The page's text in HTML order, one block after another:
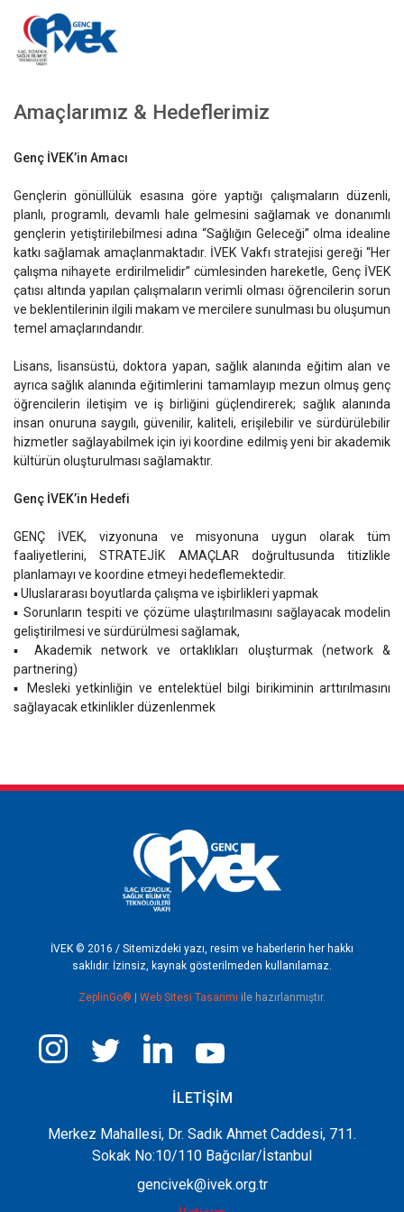
Amaçlarımız & Hedeflerimiz
Genç İVEK’in Amacı
Gençlerin gönüllülük esasına göre yaptığı çalışmaların düzenli,
planlı, programlı, devamlı hale gelmesini sağlamak ve donanımlı
gençlerin yetiştirilebilmesi adına “Sağlığın Geleceği” olma idealine
katkı sağlamak amaçlanmaktadır. İVEK Vakfı stratejisi gereği “Her
çalışma nihayete erdirilmelidir” cümlesinden hareketle, Genç İVEK
çatısı altında yapılan çalışmaların verimli olması öğrencilerin sorun
ve beklentilerinin ilgili makam ve mercilere sunulması bu oluşumun
temel amaçlarındandır.
Lisans, lisansüstü, doktora yapan, sağlık alanında eğitim alan ve
ayrıca sağlık alanında eğitimlerini tamamlayıp mezun olmuş genç
öğrencilerin iletişim ve iş birliğini güçlendirerek; sağlık alanında
insan onuruna saygılı, güvenilir, kaliteli, erişilebilir ve sürdürülebilir
hizmetler sağlayabilmek için iyi koordine edilmiş yeni bir akademik
kültürün oluşturulması sağlamaktır.
Genç İVEK’in Hedefi
GENÇ İVEK, vizyonuna ve misyonuna uygun olarak tüm
faaliyetlerini, STRATEJİK AMAÇLAR doğrultusunda titizlikle
planlamayı ve koordine etmeyi hedeflemektedir.
▪ Uluslararası boyutlarda çalışma ve işbirlikleri yapmak
▪ Sorunların tespiti ve çözüme ulaştırılmasını sağlayacak modelin
geliştirilmesi ve sürdürülmesi sağlamak,
▪ Akademik network ve ortaklıkları oluşturmak (network &
partnering)
▪ Mesleki yetkinliğin ve entelektüel bilgi birikiminin arttırılmasını
sağlayacak etkinlikler düzenlenmek
İVEK © 2016 / Sitemizdeki yazı, resim ve haberlerin her hakkı
saklıdır. İzinsiz, kaynak gösterilmeden kullanılamaz.
ZeplinGo® Web Sitesi Tasarımı ile hazırlanmıştır.
İLETİŞİM
Merkez Mahallesi, Dr. Sadık Ahmet Caddesi, 711.
Sokak No:10/110 Bağcılar/İstanbul
gencivek@ivek.org.tr